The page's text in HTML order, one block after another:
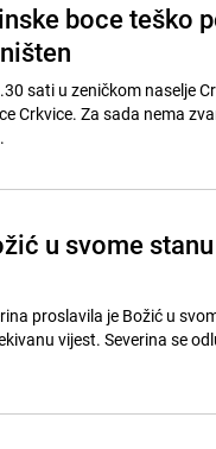
boce teško
sati u zeničkom naselje
Crkvice. Za sada nema
u svome
proslavila je Božić u
vijest. Severina se